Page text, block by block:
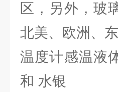
区，另外，玻
北美、欧洲、
温度计感温液
和 水银